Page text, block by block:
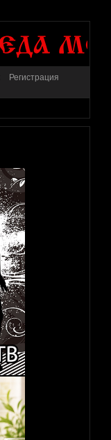
Регистрация